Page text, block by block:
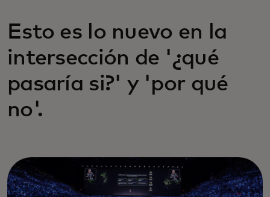
Esto es lo nuevo en la
intersección de '¿qué
pasaría si?' y 'por qué
no'.